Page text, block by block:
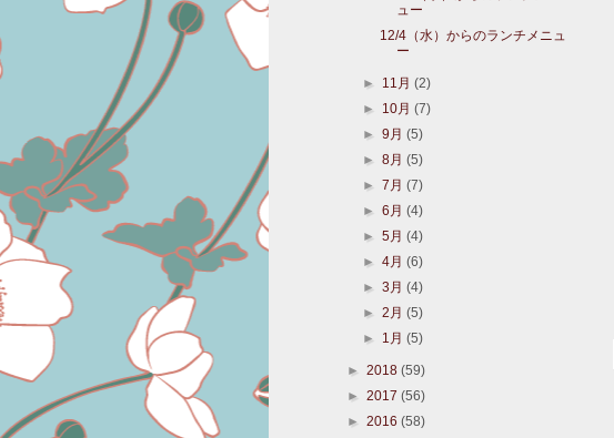
ュー
12/4（水）からのランチメニュ
ー
► 11月(2)
► 10月(7)
►9月(5)
►8月(5)
►7月(7)
►6月(4)
►5月(4)
►4月(6)
►3月(4)
►2月(5)
► 1月(5)
► 2018 (59)
► 2017 (56)
► 2016 (58)